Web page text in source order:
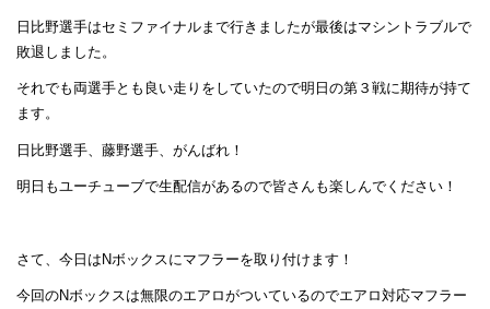
日比野選手はセミファイナルまで行きましたが最後はマシントラブルで
敗退しました。
それでも両選手とも良い走りをしていたので明日の第３戦に期待が持て
ます。
日比野選手、藤野選手、がんばれ！
明日もユーチューブで生配信があるので皆さんも楽しんでください！
さて、今日はNボックスにマフラーを取り付けます！
今回のNボックスは無限のエアロがついているのでエアロ対応マフラー